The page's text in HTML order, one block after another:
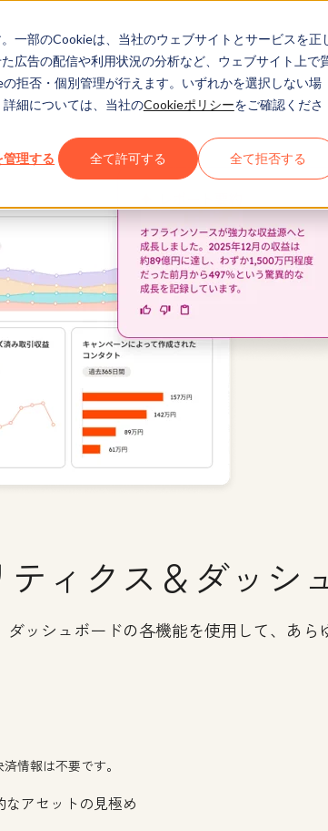
一部のCookieは、当社のウェブサイトとサービスを正
広告の配信や利用状況の分析など、ウェブサイト上で
拒否・個別管理が行えます。いずれかを選択しない場
細については、当社のCookieポリシーをご確認くださ
理する 全て許可する 全て拒否する
ィクス＆ダッシ
ッシュボードの各機能を使用して、あ
情報は不要です。
アセットの見極め